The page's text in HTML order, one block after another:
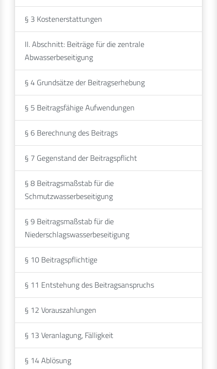
§ 3 Kostenerstattungen
II. Abschnitt: Beiträge für die zentrale
Abwasserbeseitigung
§ 4 Grundsätze der Beitragserhebung
§ 5 Beitragsfähige Aufwendungen
§ 6 Berechnung des Beitrags
§ 7 Gegenstand der Beitragspflicht
§ 8 Beitragsmaßstab für die
Schmutzwasserbeseitigung
§ 9 Beitragsmaßstab für die
Niederschlagswasserbeseitigung
§ 10 Beitragspflichtige
§ 11 Entstehung des Beitragsanspruchs
§ 12 Vorauszahlungen
§ 13 Veranlagung, Fälligkeit
§ 14 Ablösung